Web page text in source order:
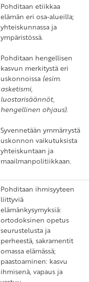
Pohditaan etiikkaa
elämän eri osa-alueilla;
yhteiskunnassa ja
ympäristössä.
Pohditaan hengellisen
kasvun merkitystä eri
uskonnoissa (esim.
asketismi,
luostarisäännöt,
hengellinen ohjaus).
Syvennetään ymmärrystä
uskonnon vaikutuksista
yhteiskuntaan ja
maailmanpolitiikkaan.
Pohditaan ihmisyyteen
liittyviä
elämänkysymyksiä:
ortodoksinen opetus
seurustelusta ja
perheestä, sakramentit
omassa elämässä;
paastoaminen: kasvu
ihmisenä, vapaus ja